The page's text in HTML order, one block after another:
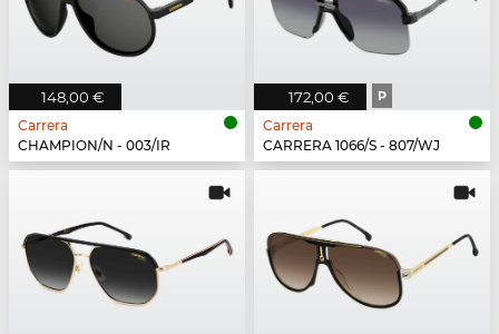
148,00 €
Carrera
CHAMPION/N - 003/IR
172,00 € P
Carrera
CARRERA 1066/S - 807/WJ